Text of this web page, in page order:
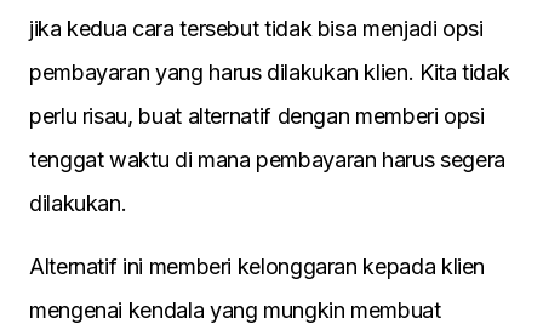
jika kedua cara tersebut tidak bisa menjadi opsi
pembayaran yang harus dilakukan klien. Kita tidak
perlu risau, buat alternatif dengan memberi opsi
tenggat waktu di mana pembayaran harus segera
dilakukan.
Alternatif ini memberi kelonggaran kepada klien
mengenai kendala yang mungkin membuat